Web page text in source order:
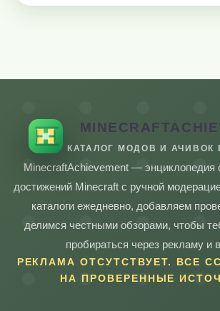
КАТАЛОГ МОДОВ И АЧИВОК
MinecraftAchievement — энциклопедия
достижений Minecraft с ручной
каталоги ежедневно, добавляем
делимся честными обзорами, чтобы
пробираться через рекламу и
РЕКЛАМА ОТСУТСТВУЕТ. ВСЕ
НА ПРОВЕРЕННЫЕ